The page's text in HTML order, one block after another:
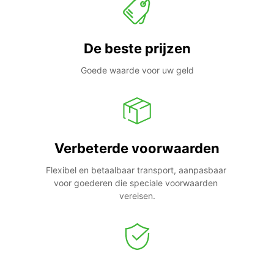
De beste prijzen
Goede waarde voor uw geld
Verbeterde voorwaarden
Flexibel en betaalbaar transport, aanpasbaar
voor goederen die speciale voorwaarden
vereisen.